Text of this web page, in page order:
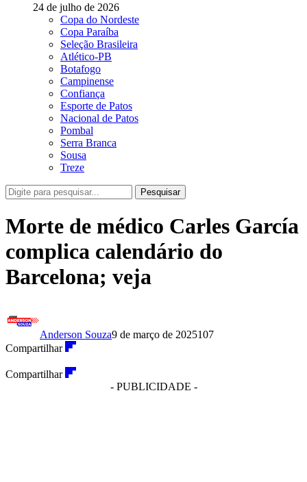
24 de julho de 2026
Copa do Nordeste
Copa Paraíba
Seleção Brasileira
Atlético-PB
Botafogo
Campinense
Confiança
Esporte de Patos
Nacional de Patos
Pombal
Serra Branca
Sousa
Treze
Pesquisar
Morte de médico Carles García
complica calendário do
Barcelona; veja
Anderson Souza9 de março de 2025107
Compartilhar
Compartilhar
- PUBLICIDADE -